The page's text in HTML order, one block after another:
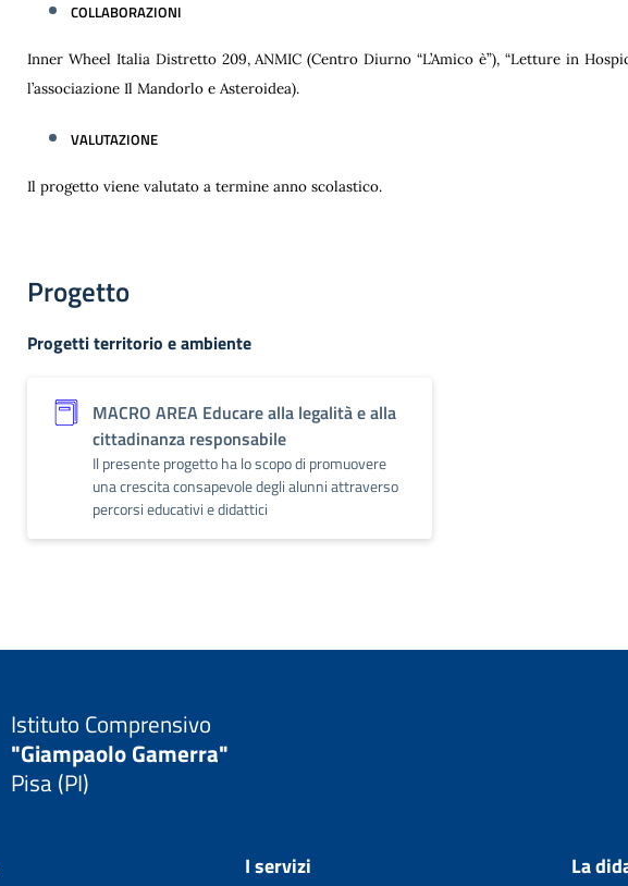
COLLABORAZIONI
Inner Wheel Italia Distretto 209, ANMIC (Centro Diurno “L’Amico è”), “Letture in
l’associazione Il Mandorlo e Asteroidea).
VALUTAZIONE
Il progetto viene valutato a termine anno scolastico.
Progetto
Progetti territorio e ambiente
MACRO AREA Educare alla legalità e alla
cittadinanza responsabile
Il presente progetto ha lo scopo di promuovere
una crescita consapevole degli alunni attraverso
percorsi educativi e didattici
Istituto Comprensivo
"Giampaolo Gamerra"
Pisa (PI)
I servizi La